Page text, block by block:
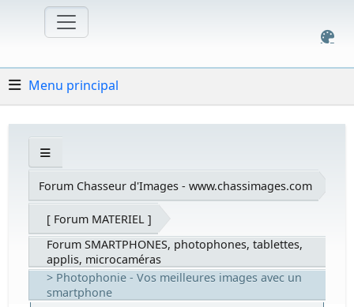
Menu principal
Forum Chasseur d'Images - www.chassimages.com
[ Forum MATERIEL ]
Forum SMARTPHONES, photophones, tablettes,
applis, microcaméras
> Photophonie - Vos meilleures images avec un
smartphone